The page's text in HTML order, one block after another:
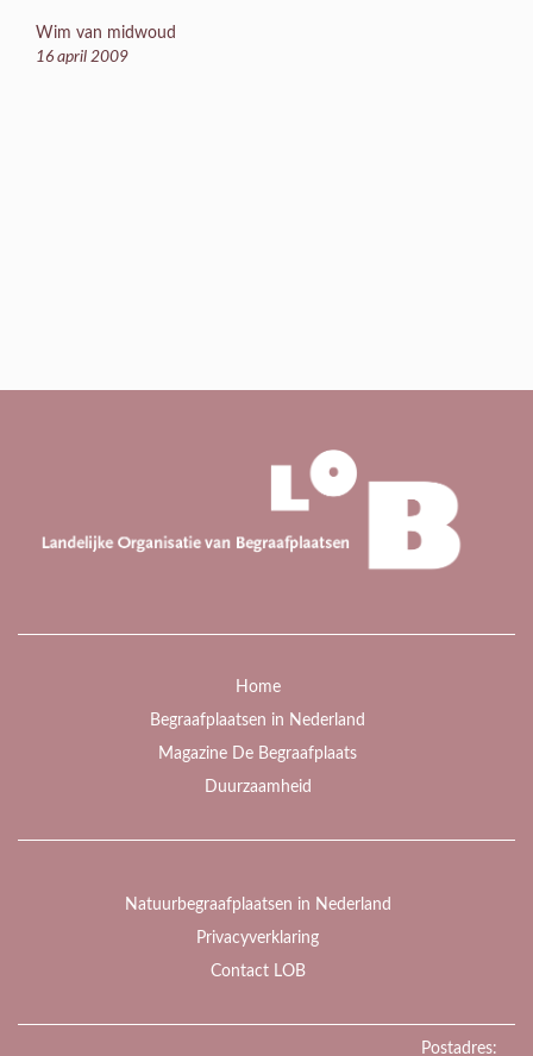
Wim van midwoud
16 april 2009
Home
Begraafplaatsen in Nederland
Magazine De Begraafplaats
Duurzaamheid
Natuurbegraafplaatsen in Nederland
Privacyverklaring
Contact LOB
Postadres: